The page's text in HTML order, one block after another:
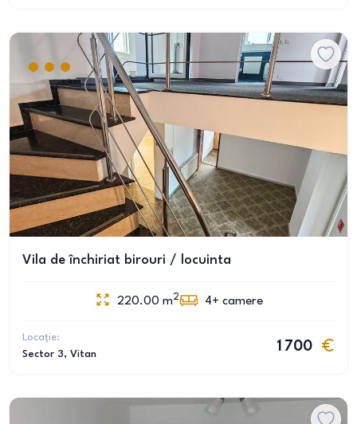
Vila de închiriat birouri / locuinta
220.00 m2 4+ camere
Locație:
Sector 3, Vitan
1 700